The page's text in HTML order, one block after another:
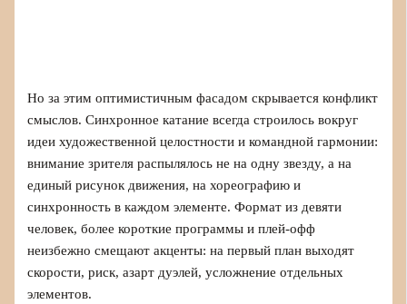
Но за этим оптимистичным фасадом скрывается конфликт
смыслов. Синхронное катание всегда строилось вокруг
идеи художественной целостности и командной гармонии:
внимание зрителя распылялось не на одну звезду, а на
единый рисунок движения, на хореографию и
синхронность в каждом элементе. Формат из девяти
человек, более короткие программы и плей-офф
неизбежно смещают акценты: на первый план выходят
скорости, риск, азарт дуэлей, усложнение отдельных
элементов.